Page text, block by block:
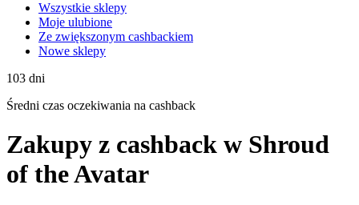
Wszystkie sklepy
Moje ulubione
Ze zwiększonym cashbackiem
Nowe sklepy
103 dni
Średni czas oczekiwania na cashback
Zakupy z cashback w Shroud
of the Avatar